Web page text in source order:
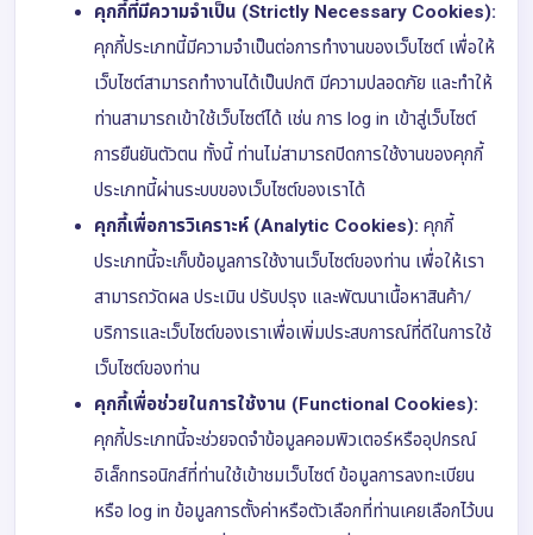
คุกกี้ที่มีความจำเป็น (Strictly Necessary Cookies):
คุกกี้ประเภทนี้มีความจำเป็นต่อการทำงานของเว็บไซต์ เพื่อให้
เว็บไซต์สามารถทำงานได้เป็นปกติ มีความปลอดภัย และทำให้
ท่านสามารถเข้าใช้เว็บไซต์ได้ เช่น การ log in เข้าสู่เว็บไซต์
การยืนยันตัวตน ทั้งนี้ ท่านไม่สามารถปิดการใช้งานของคุกกี้
ประเภทนี้ผ่านระบบของเว็บไซต์ของเราได้
คุกกี้เพื่อการวิเคราะห์ (Analytic Cookies): คุกกี้
ประเภทนี้จะเก็บข้อมูลการใช้งานเว็บไซต์ของท่าน เพื่อให้เรา
สามารถวัดผล ประเมิน ปรับปรุง และพัฒนาเนื้อหาสินค้า/
บริการและเว็บไซต์ของเราเพื่อเพิ่มประสบการณ์ที่ดีในการใช้
เว็บไซต์ของท่าน
คุกกี้เพื่อช่วยในการใช้งาน (Functional Cookies):
คุกกี้ประเภทนี้จะช่วยจดจำข้อมูลคอมพิวเตอร์หรืออุปกรณ์
อิเล็กทรอนิกส์ที่ท่านใช้เข้าชมเว็บไซต์ ข้อมูลการลงทะเบียน
หรือ log in ข้อมูลการตั้งค่าหรือตัวเลือกที่ท่านเคยเลือกไว้บน